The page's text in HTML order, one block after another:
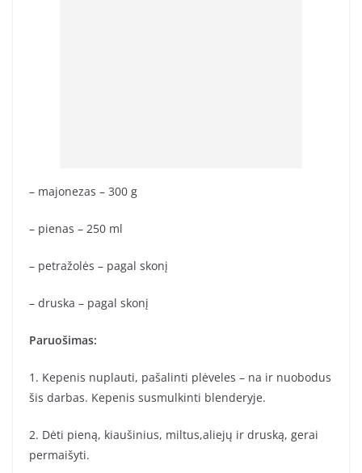
– majonezas – 300 g
– pienas – 250 ml
– petražolės – pagal skonį
– druska – pagal skonį
Paruošimas:
1. Kepenis nuplauti, pašalinti plėveles – na ir nuobodus
šis darbas. Kepenis susmulkinti blenderyje.
2. Dėti pieną, kiaušinius, miltus,aliejų ir druską, gerai
permaišyti.